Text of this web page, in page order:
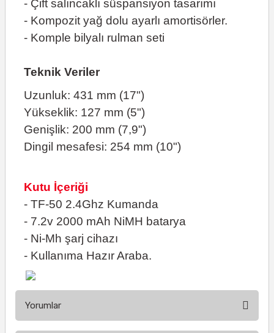
- Çift salıncaklı süspansiyon tasarımı
- Kompozit yağ dolu ayarlı amortisörler.
- Komple bilyalı rulman seti
Teknik Veriler
Uzunluk: 431 mm (17")
Yükseklik: 127 mm (5")
Genişlik: 200 mm (7,9")
Dingil mesafesi: 254 mm (10")
Kutu İçeriği
- TF-50 2.4Ghz Kumanda
- 7.2v 2000 mAh NiMH batarya
- Ni-Mh şarj cihazı
- Kullanıma Hazır Araba.
Yorumlar